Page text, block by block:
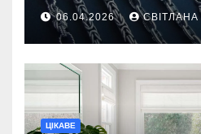
вважаються
06.04.2026
ЦІКАВЕ